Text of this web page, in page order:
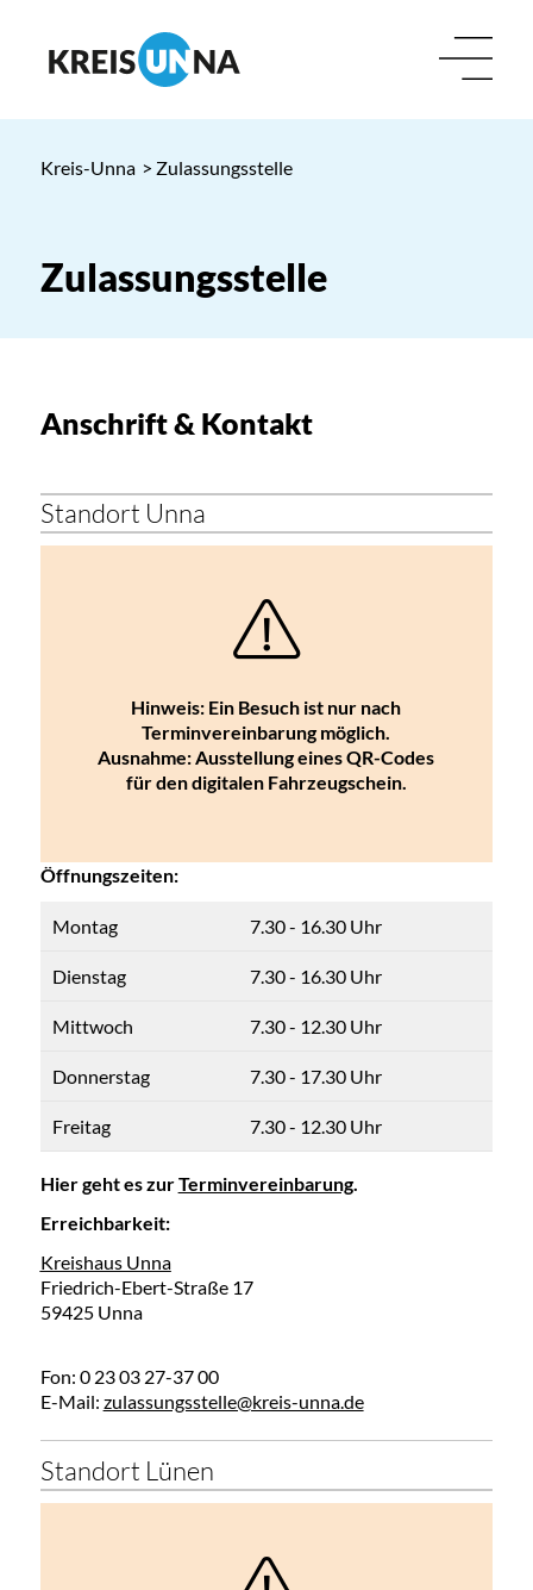
Kreis-Unna > Zulassungsstelle
Zulassungsstelle
Anschrift & Kontakt
Standort Unna
Hinweis: Ein Besuch ist nur nach
Terminvereinbarung möglich.
Ausnahme: Ausstellung eines QR-Codes
für den digitalen Fahrzeugschein.
Öffnungszeiten:
Montag 7.30 - 16.30 Uhr
Dienstag 7.30 - 16.30 Uhr
Mittwoch 7.30 - 12.30 Uhr
Donnerstag 7.30 - 17.30 Uhr
Freitag 7.30 - 12.30 Uhr
Hier geht es zurTerminvereinbarung.
Erreichbarkeit:
Kreishaus Unna
Friedrich-Ebert-Straße 17
59425 Unna
Fon: 0 23 03 27-37 00
E-Mail: zulassungsstelle@kreis-unna.de
Standort Lünen